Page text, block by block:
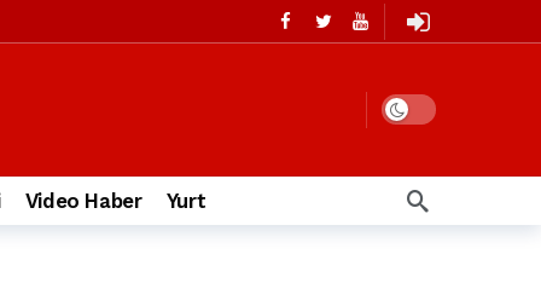
Video Haber Yurt